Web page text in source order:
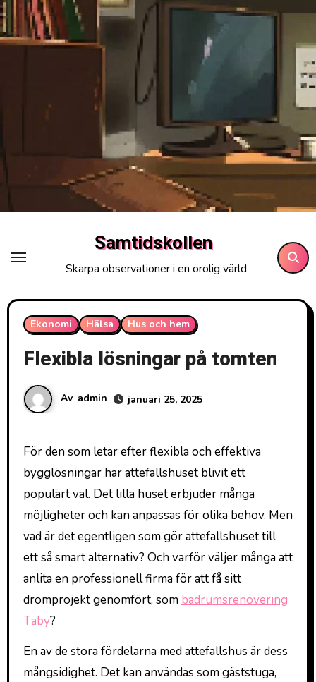
Hoppa
till
innehåll
Samtidskollen
Skarpa observationer i en orolig värld
Ekonomi Hälsa Hus och hem
Flexibla lösningar på tomten
Av admin januari 25, 2025
För den som letar efter flexibla och effektiva
bygglösningar har attefallshuset blivit ett
populärt val. Det lilla huset erbjuder många
möjligheter och kan anpassas för olika behov. Men
vad är det egentligen som gör attefallshuset till
ett så smart alternativ? Och varför väljer många att
anlita en professionell firma för att få sitt
drömprojekt genomfört, som badrumsrenovering
Täby?
En av de stora fördelarna med attefallshus är dess
mångsidighet. Det kan användas som gäststuga,